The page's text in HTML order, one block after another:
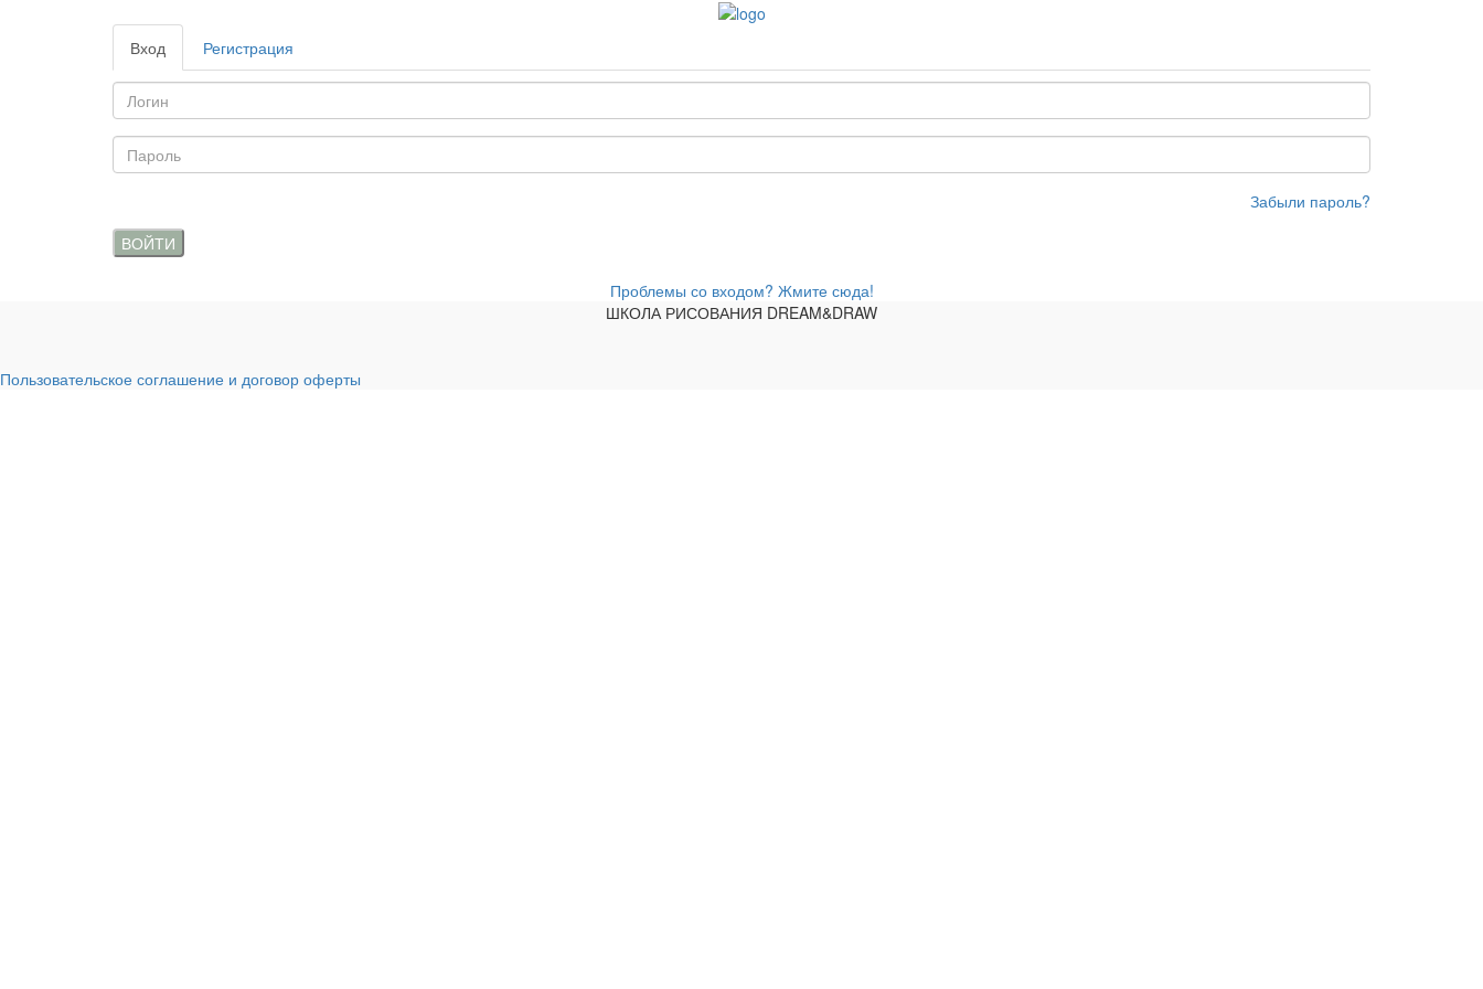
Вход Регистрация
Забыли пароль?
ВОЙТИ
Проблемы со входом? Жмите сюда!
ШКОЛА РИСОВАНИЯ DREAM&DRAW
Пользовательское соглашение и договор оферты